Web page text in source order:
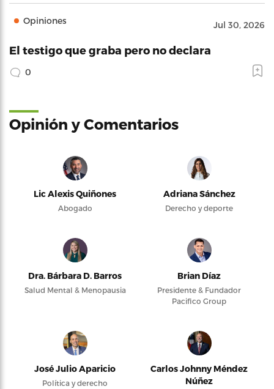
Opiniones Jul 30, 2026
El testigo que graba pero no declara
0
Opinión y Comentarios
Lic Alexis Quiñones
Abogado
Adriana Sánchez
Derecho y deporte
Dra. Bárbara D. Barros
Salud Mental & Menopausia
Brian Díaz
Presidente & Fundador
Pacifico Group
José Julio Aparicio
Política y derecho
Carlos Johnny Méndez
Núñez